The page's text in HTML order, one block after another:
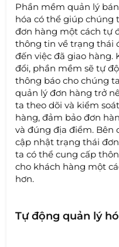
Phần mềm quản lý
hóa có thể giúp chúng
đơn hàng một cách tự
thông tin về trạng thái
đến việc đã giao
đổi, phần mềm sẽ tự
thông báo cho chúng
quản lý đơn hàng trở
ta theo dõi và kiểm
hàng, đảm bảo đơn
và đúng địa điểm. Bên
cập nhật trạng thái
ta có thể cung cấp
cho khách hàng một
hơn.
Tự động quản lý